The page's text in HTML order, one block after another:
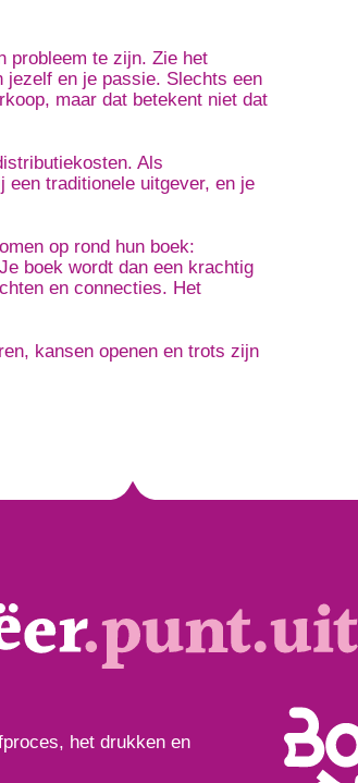
probleem te zijn. Zie het
en je passie. Slechts een
maar dat betekent niet dat
Als
een traditionele uitgever, en je
op rond hun boek:
boek wordt dan een krachtig
en connecties. Het
kansen openen en trots zijn
het drukken en